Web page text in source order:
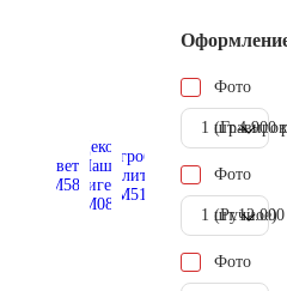
Фото
1 шт.4.900
Фото
(Ручное)
1 шт.
Фото